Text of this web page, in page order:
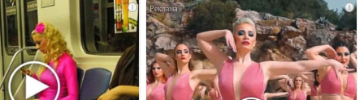
i i